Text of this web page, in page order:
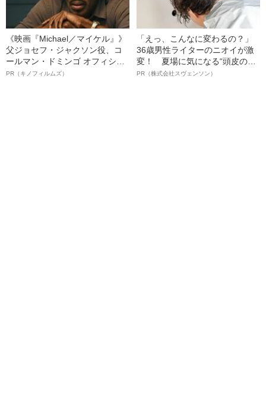
《映画『Michael／マイケル』》
父ジョセフ・ジャクソン役、コ
ールマン・ドミンゴ オフィシャ
ルインタビュー“観客を魅了した
PR（キノフィルムズ）
「えっ、こんなに変わるの？」
36歳男性ライターのニオイが激
変！ 夏場に気になる“頭皮のニ
オイ”や“ベタつき”を解消す
PR（株式会社スヴェンソン）